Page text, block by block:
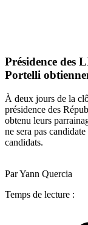
Présidence des
Portelli
À deux jours de la
présidence des
obtenu leurs
ne sera pas
candidats.
Par Yann Quercia
Temps de lecture :